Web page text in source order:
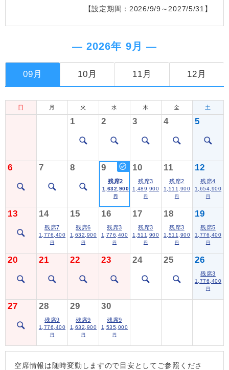
【設定期間：2026/9/9～2027/5/31】
― 2026年 9月 ―
09月 10月 11月 12月
日 月 火 水 木 金 土
1 2 3 4 5
6 7 8 9
残席2
1,632,900
円
10
残席3
1,489,900
円
11
残席2
1,511,900
円
12
残席4
1,654,900
円
13 14
残席7
1,776,400
円
15
残席6
1,632,900
円
16
残席3
1,776,400
円
17
残席3
1,511,900
円
18
残席3
1,511,900
円
19
残席5
1,776,400
円
20 21 22 23 24 25 26
残席3
1,776,400
円
27 28
残席9
1,776,400
円
29
残席9
1,632,900
円
30
残席9
1,535,000
円
空席情報は随時変動しますので目安としてご参照くださ